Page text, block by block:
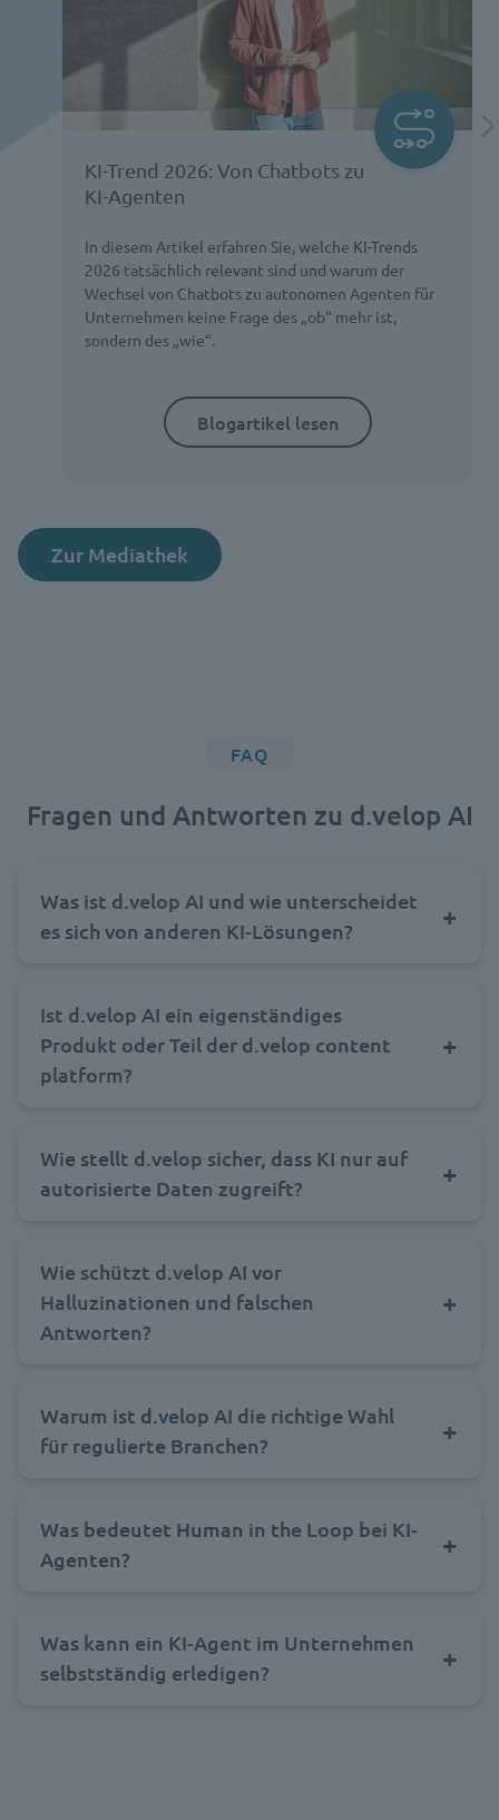
KI-Trend 2026: Von Chatbots zu
KI-Agenten
In diesem Artikel erfahren Sie, welche KI-Trends
2026 tatsächlich relevant sind und warum der
Wechsel von Chatbots zu autonomen Agenten für
Unternehmen keine Frage des „ob“ mehr ist,
sondern des „wie“.
Blogartikel lesen
Zur Mediathek
FAQ
Fragen und Antworten zu d.velop AI
Was ist d.velop AI und wie unterscheidet
es sich von anderen KI-Lösungen?
Ist d.velop AI ein eigenständiges
Produkt oder Teil der d.velop content
platform?
Wie stellt d.velop sicher, dass KI nur auf
autorisierte Daten zugreift?
Wie schützt d.velop AI vor
Halluzinationen und falschen
Antworten?
Warum ist d.velop AI die richtige Wahl
für regulierte Branchen?
Was bedeutet Human in the Loop bei KI-
Agenten?
Was kann ein KI-Agent im Unternehmen
selbstständig erledigen?